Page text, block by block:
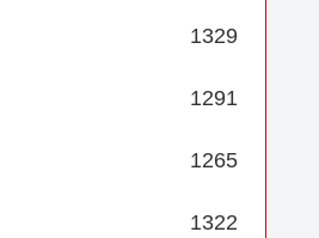
1329
1291
1265
1322